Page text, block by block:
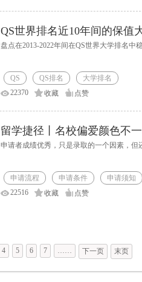
QS世界排名近10年间的保值
盘点在2013-2022年间在QS世界大学排名中
QS QS排名
大学排名
22370
收藏 点赞
留学捷径丨名校偏爱颜色不
申请者成绩优秀，只是录取的一个因素，但
申请流程 申请条件
申请须知
22516
收藏 点赞
末页
下一页
……
7
6
5
4